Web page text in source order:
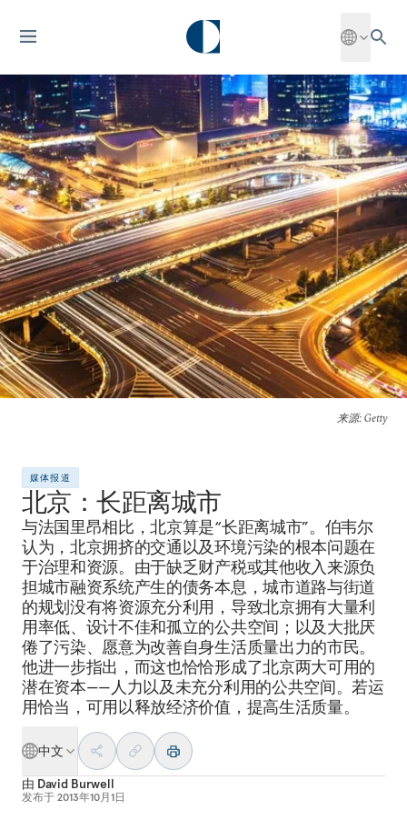
来源: Getty
媒体报道
北京：长距离城市
与法国里昂相比，北京算是“长距离城市”。伯韦尔
认为，北京拥挤的交通以及环境污染的根本问题在
于治理和资源。由于缺乏财产税或其他收入来源负
担城市融资系统产生的债务本息，城市道路与街道
的规划没有将资源充分利用，导致北京拥有大量利
用率低、设计不佳和孤立的公共空间；以及大批厌
倦了污染、愿意为改善自身生活质量出力的市民。
他进一步指出，而这也恰恰形成了北京两大可用的
潜在资本——人力以及未充分利用的公共空间。若运
用恰当，可用以释放经济价值，提高生活质量。
中文
由 David Burwell
发布于 2013年10月1日